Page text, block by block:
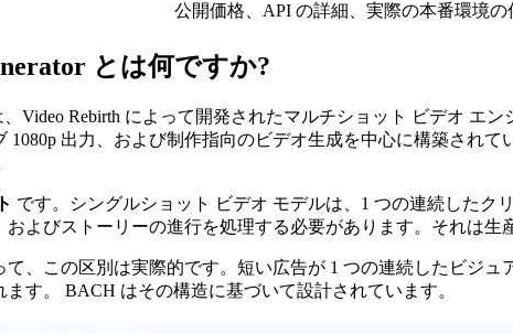
公開価格、API の詳細、実際の本番環境の
とは何ですか?
、Video Rebirth によって開発されたマルチショット ビデオ エン
1080p 出力、および制作指向のビデオ生成を中心に構築され
です。シングルショット ビデオ モデルは、1 つの連続した
よびストーリーの進行を処理する必要があります。それは生
、この区別は実際的です。短い広告が 1 つの連続したビジ
す。 BACH はその構造に基づいて設計されています。